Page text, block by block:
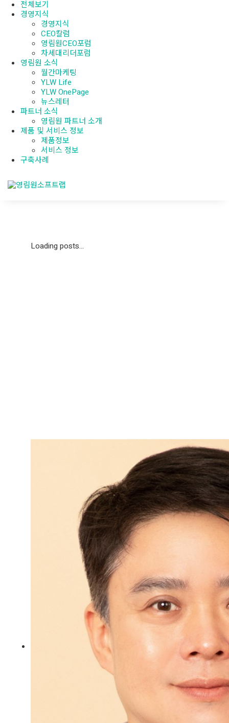
전체보기
경영지식
경영지식
CEO칼럼
영림원CEO포럼
차세대리더포럼
영림원 소식
월간마케팅
YLW Life
YLW OnePage
뉴스레터
파트너 소식
영림원 파트너 소개
제품 및 서비스 정보
제품정보
서비스 정보
구축사례
Loading posts...